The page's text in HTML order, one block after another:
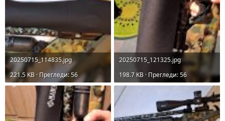
20250715_114835.jpg
221.5 KB · Прегледи: 56
20250715_121325.jpg
198.7 KB · Прегледи: 56